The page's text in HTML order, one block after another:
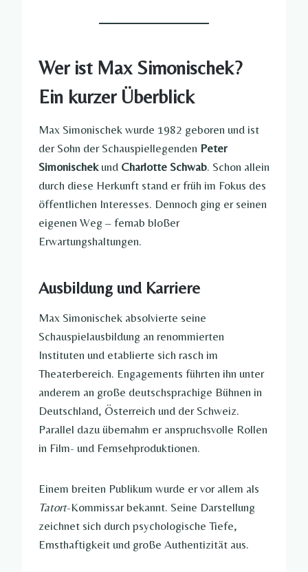
Wer ist Max Simonischek?
Ein kurzer Überblick
Max Simonischek wurde 1982 geboren und ist
der Sohn der Schauspiellegenden Peter
Simonischekund Charlotte Schwab. Schon allein
durch diese Herkunft stand er früh im Fokus des
öffentlichen Interesses. Dennoch ging er seinen
eigenen Weg – fernab bloßer
Erwartungshaltungen.
Ausbildung und Karriere
Max Simonischek absolvierte seine
Schauspielausbildung an renommierten
Instituten und etablierte sich rasch im
Theaterbereich. Engagements führten ihn unter
anderem an große deutschsprachige Bühnen in
Deutschland, Österreich und der Schweiz.
Parallel dazu übernahm er anspruchsvolle Rollen
in Film- und Fernsehproduktionen.
Einem breiten Publikum wurde er vor allem als
Tatort-Kommissar bekannt. Seine Darstellung
zeichnet sich durch psychologische Tiefe,
Ernsthaftigkeit und große Authentizität aus.